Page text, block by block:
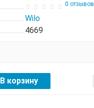
0 отзывов
Wilo
4669
В корзину